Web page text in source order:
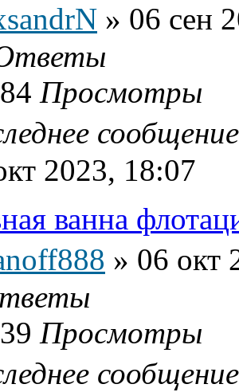
» 06 сен
Просмотры
2023, 18:07
ванна
» 06 окт
Просмотры